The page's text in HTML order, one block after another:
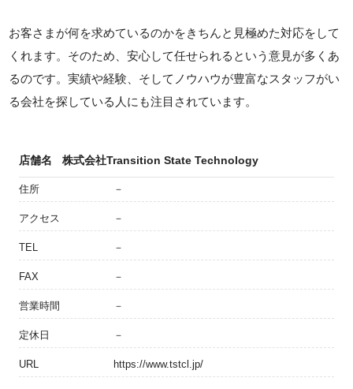
お客さまが何を求めているのかをきちんと見極めた対応をして
くれます。そのため、安心して任せられるという意見が多くあ
るのです。実績や経験、そしてノウハウが豊富なスタッフがい
る会社を探している人にも注目されています。
店舗名 株式会社Transition State Technology
住所 －
アクセス －
TEL －
FAX －
営業時間 －
定休日 －
URL https://www.tstcl.jp/